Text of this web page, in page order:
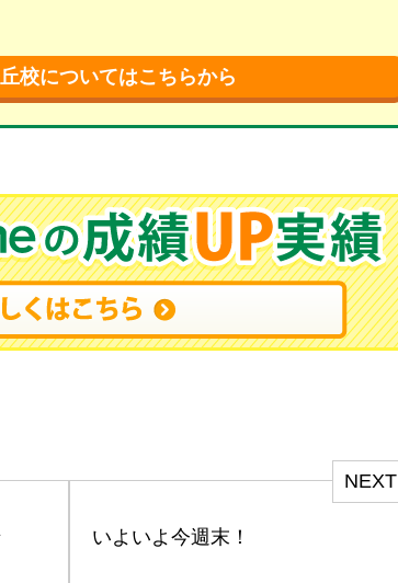
校についてはこちらから
NEXT
いよいよ今週末！